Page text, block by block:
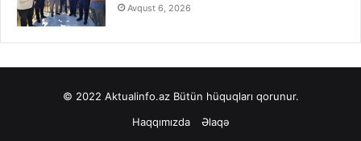
Avqust 6, 2026
© 2022 Aktualinfo.azBütün hüquqları qorunur.
Haqqımızda
Əlaqə